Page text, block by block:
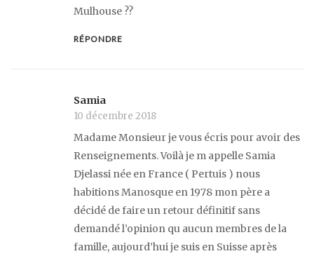
Mulhouse ??
RÉPONDRE
Samia
10 décembre 2018
Madame Monsieur je vous écris pour avoir des
Renseignements. Voilà je m appelle Samia
Djelassi née en France ( Pertuis ) nous
habitions Manosque en 1978 mon père a
décidé de faire un retour définitif sans
demandé l’opinion qu aucun membres de la
famille, aujourd’hui je suis en Suisse après